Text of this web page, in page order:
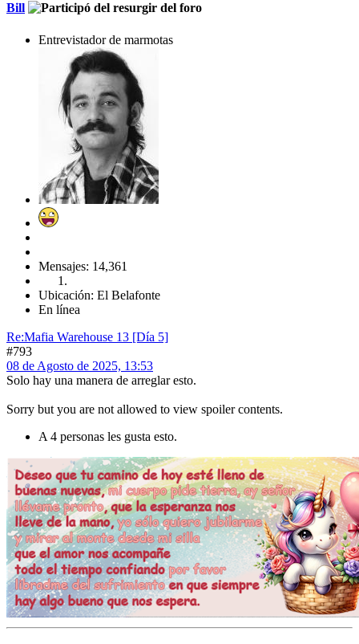
Bill
Entrevistador de marmotas
Mensajes: 14,361
Ubicación: El Belafonte
En línea
Re:Mafia Warehouse 13 [Día 5]
#793
08 de Agosto de 2025, 13:53
Solo hay una manera de arreglar esto.
Sorry but you are not allowed to view spoiler contents.
A 4 personas les gusta esto.